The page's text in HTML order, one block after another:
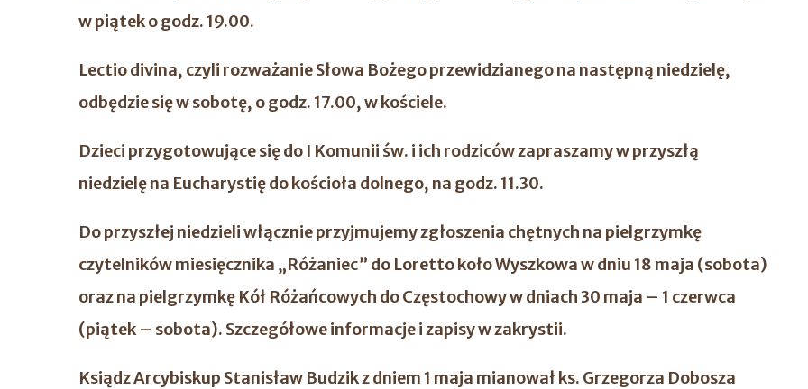
w piątek o godz. 19.00.
Lectio divina, czyli rozważanie Słowa Bożego przewidzianego na następną niedzielę,
odbędzie się w sobotę, o godz. 17.00, w kościele.
Dzieci przygotowujące się do I Komunii św. i ich rodziców zapraszamy w przyszłą
niedzielę na Eucharystię do kościoła dolnego, na godz. 11.30.
Do przyszłej niedzieli włącznie przyjmujemy zgłoszenia chętnych na pielgrzymkę
czytelników miesięcznika „Różaniec” do Loretto koło Wyszkowa w dniu 18 maja (sobota)
oraz na pielgrzymkę Kół Różańcowych do Częstochowy w dniach 30 maja – 1 czerwca
(piątek – sobota). Szczegółowe informacje i zapisy w zakrystii.
Ksiądz Arcybiskup Stanisław Budzik z dniem 1 maja mianował ks. Grzegorza Dobosza